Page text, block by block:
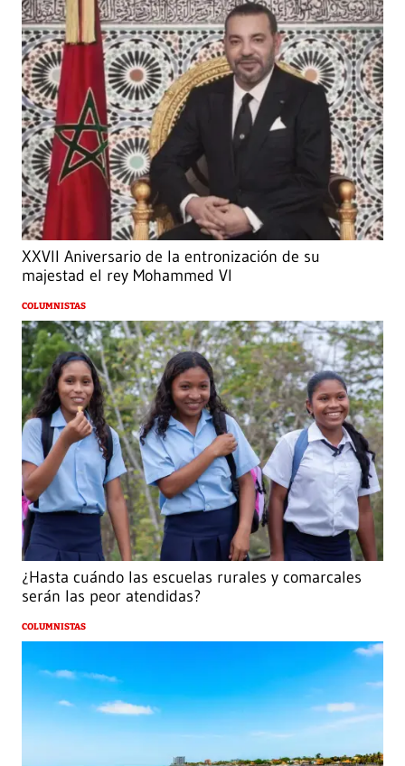
XXVII Aniversario de la entronización de su
majestad el rey Mohammed VI
COLUMNISTAS
¿Hasta cuándo las escuelas rurales y comarcales
serán las peor atendidas?
COLUMNISTAS